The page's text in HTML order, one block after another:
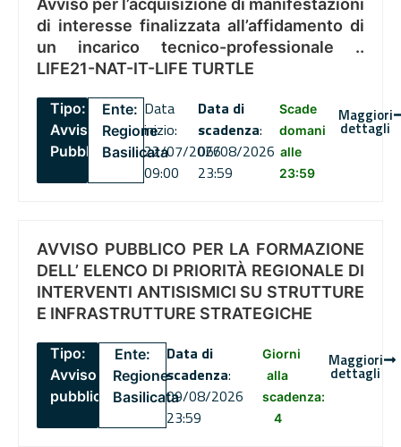
Avviso per l’acquisizione di manifestazioni
di interesse finalizzata all’affidamento di
un incarico tecnico-professionale ..
LIFE21-NAT-IT-LIFE TURTLE
Tipo:
Avviso
Pubblico
Ente:
Regione
Basilicata
Data
inizio:
22/07/2026
09:00
Data di
scadenza:
06/08/2026
23:59
Scade
domani
alle
23:59
Maggiori
dettagli
AVVISO PUBBLICO PER LA FORMAZIONE
DELL’ ELENCO DI PRIORITÀ REGIONALE DI
INTERVENTI ANTISISMICI SU STRUTTURE
E INFRASTRUTTURE STRATEGICHE
Tipo:
Avviso
pubblico
Ente:
Regione
Basilicata
Data di
scadenza:
09/08/2026
23:59
Giorni
alla
scadenza:
4
Maggiori
dettagli